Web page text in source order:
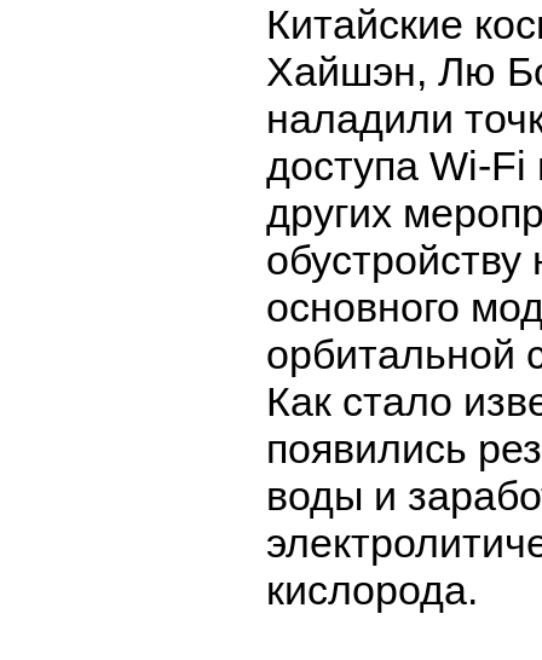
Китайские
Хайшэн, Лю
наладили
доступа Wi-
других
обустройству
основного
орбитальной
Как стало
появились
воды и
кислорода.